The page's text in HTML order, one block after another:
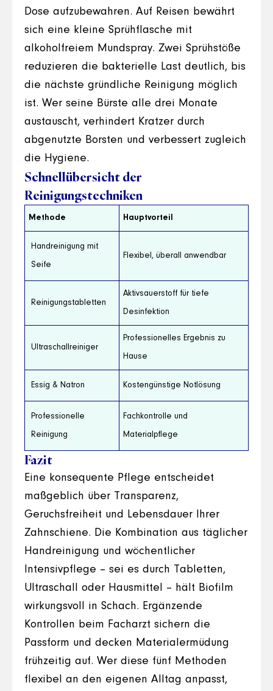
Dose aufzubewahren. Auf Reisen bewährt
sich eine kleine Sprühflasche mit
alkoholfreiem Mundspray. Zwei Sprühstöße
reduzieren die bakterielle Last deutlich, bis
die nächste gründliche Reinigung möglich
ist. Wer seine Bürste alle drei Monate
austauscht, verhindert Kratzer durch
abgenutzte Borsten und verbessert zugleich
die Hygiene.
Schnellübersicht der
Reinigungstechniken
Methode Hauptvorteil
Handreinigung mit
Seife
Flexibel, überall anwendbar
Reinigungstabletten
Aktivsauerstoff für tiefe
Desinfektion
Ultraschallreiniger
Professionelles Ergebnis zu
Hause
Essig & Natron Kostengünstige Notlösung
Professionelle
Reinigung
Fachkontrolle und
Materialpflege
Fazit
Eine konsequente Pflege entscheidet
maßgeblich über Transparenz,
Geruchsfreiheit und Lebensdauer Ihrer
Zahnschiene. Die Kombination aus täglicher
Handreinigung und wöchentlicher
Intensivpflege – sei es durch Tabletten,
Ultraschall oder Hausmittel – hält Biofilm
wirkungsvoll in Schach. Ergänzende
Kontrollen beim Facharzt sichern die
Passform und decken Materialermüdung
frühzeitig auf. Wer diese fünf Methoden
flexibel an den eigenen Alltag anpasst,